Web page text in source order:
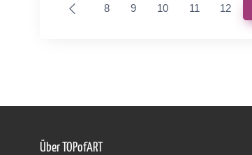
8 9 10 11 12
Über TOPofART